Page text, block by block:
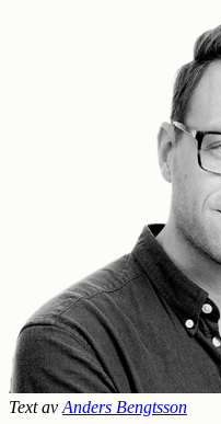
Text av Anders Bengtsson